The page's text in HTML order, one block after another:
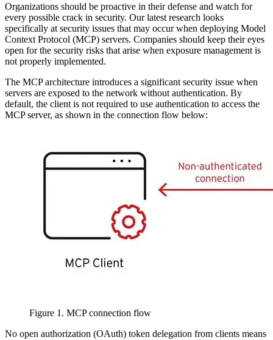
Organizations should be proactive in their defense and watch for
every possible crack in security. Our latest research looks
specifically at security issues that may occur when deploying Model
Context Protocol (MCP) servers. Companies should keep their eyes
open for the security risks that arise when exposure management is
not properly implemented.
The MCP architecture introduces a significant security issue when
servers are exposed to the network without authentication. By
default, the client is not required to use authentication to access the
MCP server, as shown in the connection flow below:
Figure 1. MCP connection flow
No open authorization (OAuth) token delegation from clients means